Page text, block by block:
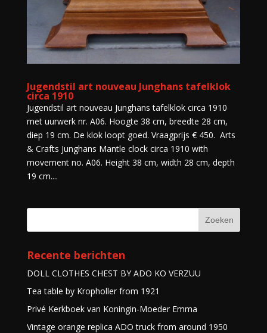
Jugendstil art nouveau Junghans tafelklok
circa 1910
Jugendstil art nouveau Junghans tafelklok circa 1910
met uurwerk nr. A06. Hoogte 38 cm, breedte 28 cm,
diep 19 cm. De klok loopt goed. Vraagprijs € 450. Arts
& Crafts Junghans Mantle clock circa 1910 with
movement no. A06. Height 38 cm, width 28 cm, depth
19 cm....
Recente berichten
DOLL CLOTHES CHEST BY ADO KO VERZUU
Tea table by Kropholler from 1921
Privé Kerkboek van Koningin-Moeder Emma
Vintage orange replica ADO truck from around 1950